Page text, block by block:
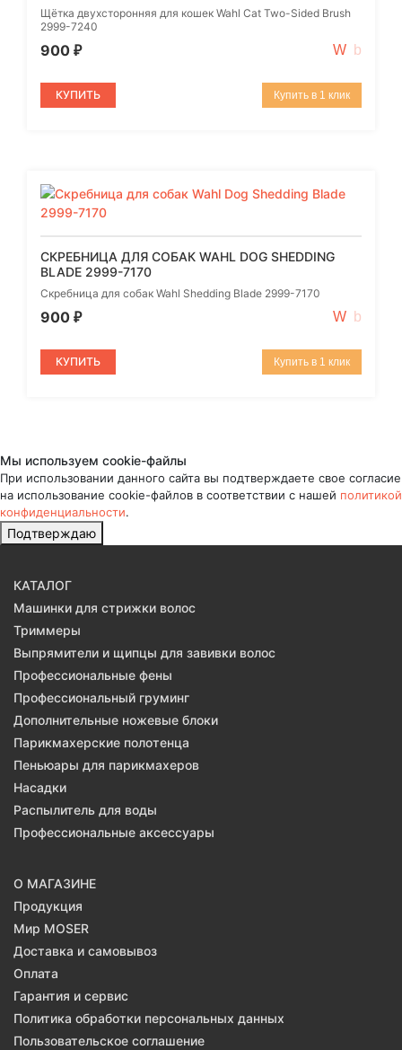
Щётка двухсторонняя для кошек Wahl Cat Two-Sided Brush
2999-7240
900 ₽
КУПИТЬ Купить в 1 клик
СКРЕБНИЦА ДЛЯ СОБАК WAHL DOG SHEDDING
BLADE 2999-7170
Скребница для собак Wahl Shedding Blade 2999-7170
900 ₽
КУПИТЬ Купить в 1 клик
Мы используем cookie-файлы
При использовании данного сайта вы подтверждаете свое согласие
на использование cookie-файлов в соответствии с нашей политикой
конфиденциальности.
Подтверждаю
КАТАЛОГ
Машинки для стрижки волос
Триммеры
Выпрямители и щипцы для завивки волос
Профессиональные фены
Профессиональный груминг
Дополнительные ножевые блоки
Парикмахерские полотенца
Пеньюары для парикмахеров
Насадки
Распылитель для воды
Профессиональные аксессуары
О МАГАЗИНЕ
Продукция
Мир MOSER
Доставка и самовывоз
Оплата
Гарантия и сервис
Политика обработки персональных данных
Пользовательское соглашение